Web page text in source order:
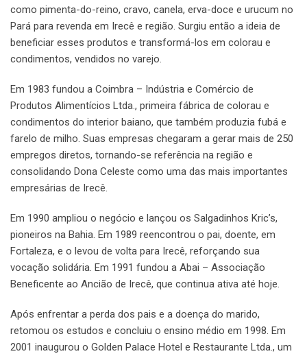
como pimenta-do-reino, cravo, canela, erva-doce e urucum no
Pará para revenda em Irecê e região. Surgiu então a ideia de
beneficiar esses produtos e transformá-los em colorau e
condimentos, vendidos no varejo.
Em 1983 fundou a Coimbra – Indústria e Comércio de
Produtos Alimentícios Ltda., primeira fábrica de colorau e
condimentos do interior baiano, que também produzia fubá e
farelo de milho. Suas empresas chegaram a gerar mais de 250
empregos diretos, tornando-se referência na região e
consolidando Dona Celeste como uma das mais importantes
empresárias de Irecê.
Em 1990 ampliou o negócio e lançou os Salgadinhos Kric’s,
pioneiros na Bahia. Em 1989 reencontrou o pai, doente, em
Fortaleza, e o levou de volta para Irecê, reforçando sua
vocação solidária. Em 1991 fundou a Abai – Associação
Beneficente ao Ancião de Irecê, que continua ativa até hoje.
Após enfrentar a perda dos pais e a doença do marido,
retomou os estudos e concluiu o ensino médio em 1998. Em
2001 inaugurou o Golden Palace Hotel e Restaurante Ltda., um